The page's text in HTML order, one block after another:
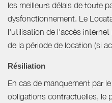
les meilleurs délais de toute
dysfonctionnement. Le
l'utilisation de l'accès
de la période de location (si
Résiliation
En cas de manquement par
obligations contractuelles, le